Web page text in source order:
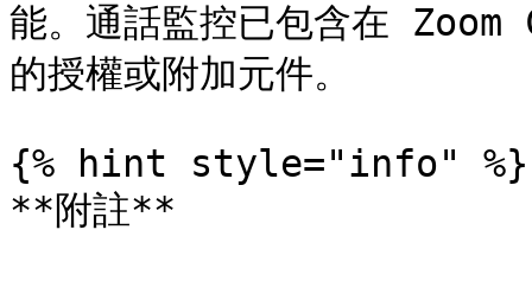
能。通話監控已包含在
的授權或附加元件。
{% hint style="info" %}
**附註**